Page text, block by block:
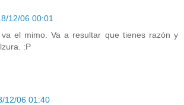
12/06 00:01
el mimo. Va a resultar que tienes razón y
:P
12/06 01:40